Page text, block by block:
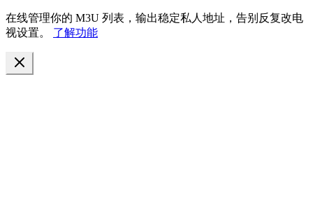
在线管理你的 M3U 列表，输出稳定私人地址，告别反复改电
视设置。
了解功能